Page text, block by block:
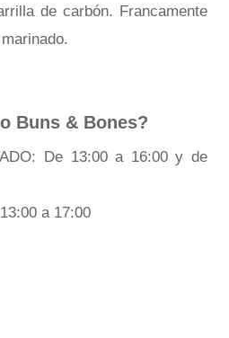
de carbón. Francamente
Buns & Bones?
De 13:00 a 16:00 y de
a 17:00